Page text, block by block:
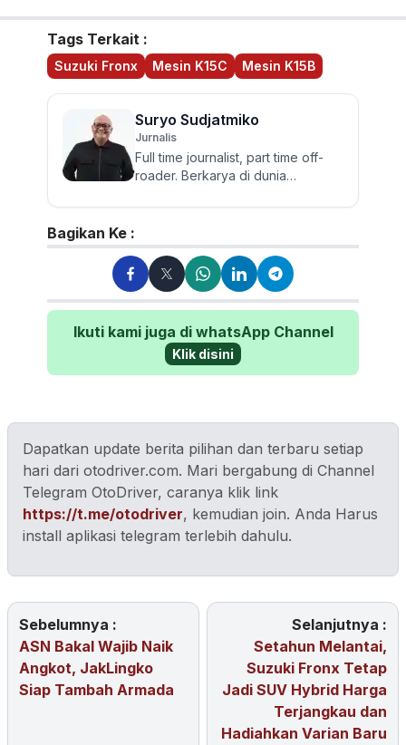
Tags Terkait :
Suzuki Fronx Mesin K15C Mesin K15B
Suryo Sudjatmiko
Jurnalis
Full time journalist, part time off-
roader. Berkarya di dunia
Lulusan Sastra UGM ini te...
Bagikan Ke :
Ikuti kami juga di whatsApp Channel
Klik disini
Dapatkan update berita pilihan dan terbaru setiap
hari dari otodriver.com. Mari bergabung di Channel
Telegram OtoDriver, caranya klik link
https://t.me/otodriver, kemudian join. Anda Harus
install aplikasi telegram terlebih dahulu.
Sebelumnya :
ASN Bakal Wajib Naik
Angkot, JakLingko
Siap Tambah Armada
Selanjutnya :
Setahun Melantai,
Suzuki Fronx Tetap
Jadi SUV Hybrid Harga
Terjangkau dan
Hadiahkan Varian Baru